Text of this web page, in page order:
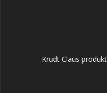
Krudt Claus